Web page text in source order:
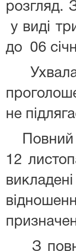
розгляд.
у виді
до 06
Ухвала
не
Повний
12
З